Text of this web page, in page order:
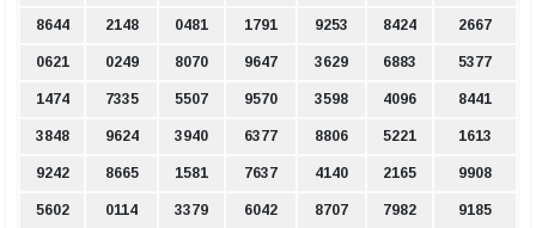
8644 2148 0481 1791 9253 8424 2667
0621 0249 8070 9647 3629 6883 5377
1474 7335 5507 9570 3598 4096 8441
3848 9624 3940 6377 8806 5221 1613
9242 8665 1581 7637 4140 2165 9908
5602 0114 3379 6042 8707 7982 9185